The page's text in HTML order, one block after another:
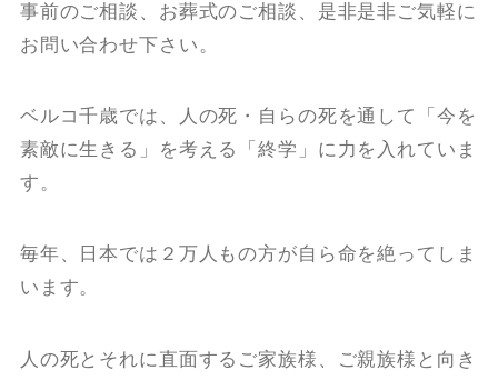
事前のご相談、お葬式のご相談、是非是非ご気軽に
お問い合わせ下さい。
ベルコ千歳では、人の死・自らの死を通して「今を
素敵に生きる」を考える「終学」に力を入れていま
す。
毎年、日本では２万人もの方が自ら命を絶ってしま
います。
人の死とそれに直面するご家族様、ご親族様と向き